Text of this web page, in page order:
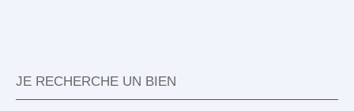
JE RECHERCHE UN BIEN